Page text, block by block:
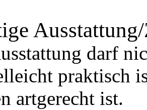
darf
praktisch
artgerecht ist.